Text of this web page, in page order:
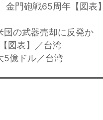
門砲戦65周年【図表】
国の武器売却に反発か
図表】／台湾
5億ドル／台湾